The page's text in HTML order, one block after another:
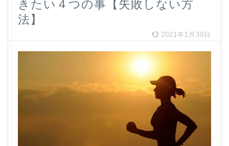
きたい４つの事【失敗しない方
法】
2021年1月30日